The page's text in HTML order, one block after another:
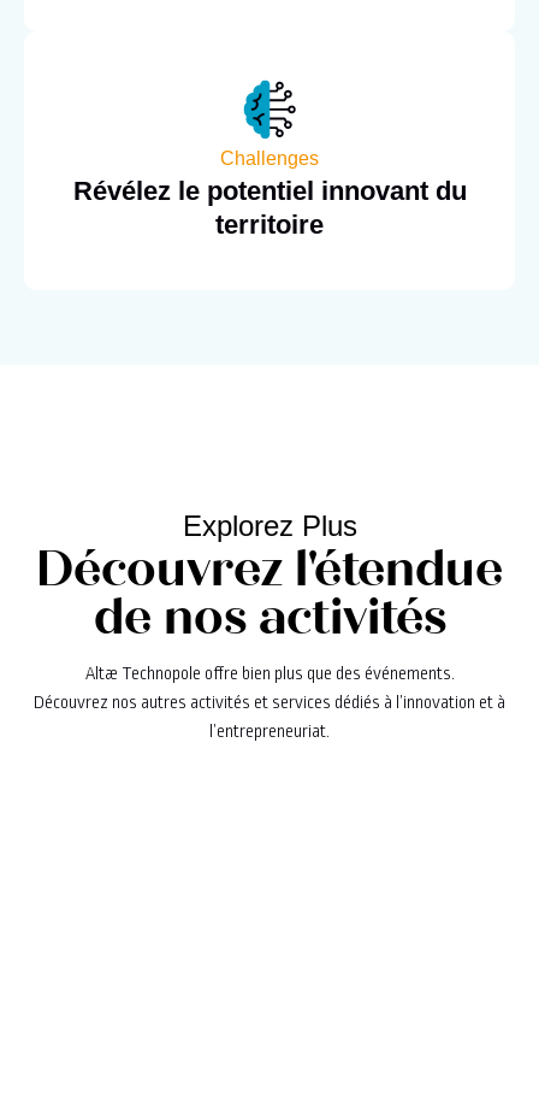
Challenges
Révélez le potentiel innovant du
territoire
Explorez Plus
Découvrez l'étendue
de nos activités
Altæ Technopole offre bien plus que des événements.
Découvrez nos autres activités et services dédiés à l’innovation et à
l’entrepreneuriat.